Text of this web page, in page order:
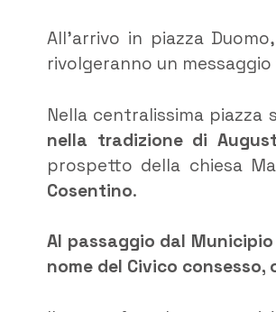
All’arrivo in piazza
rivolgeranno un
Nella centralissima piazza
nella tradizione di
prospetto della chiesa
Cosentino.
Al passaggio dal
nome del Civico